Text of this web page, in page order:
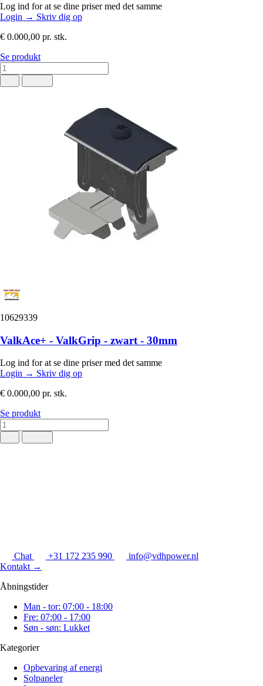
Log ind for at se dine priser med det samme
Login → Skriv dig op
€ 0.000,00 pr. stk.
Se produkt
10629339
ValkAce+ - ValkGrip - zwart - 30mm
Log ind for at se dine priser med det samme
Login → Skriv dig op
€ 0.000,00 pr. stk.
Se produkt
Chat +31 172 235 990
info@vdhpower.nl
Kontakt →
Åbningstider
Man - tor: 07:00 - 18:00
Fre: 07:00 - 17:00
Søn - søn: Lukket
Kategorier
Opbevaring af energi
Solpaneler